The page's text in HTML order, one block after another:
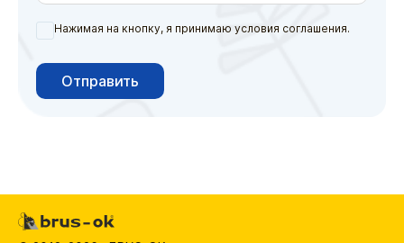
Нажимая на кнопку, я принимаю условия соглашения.
Отправить